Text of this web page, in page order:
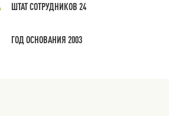
ШТАТ СОТРУДНИКОВ 24
ГОД ОСНОВАНИЯ 2003